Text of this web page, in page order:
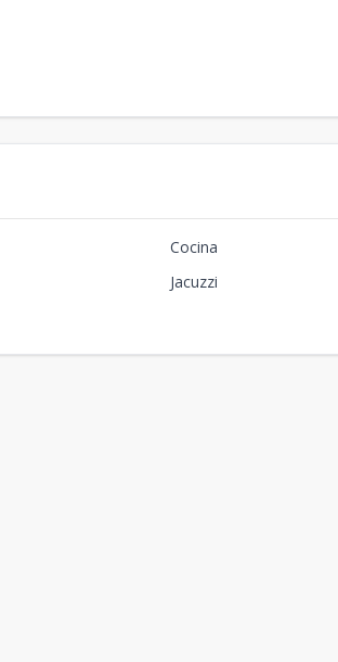
Cocina
Jacuzzi